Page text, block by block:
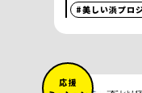
#美しい浜プロ
応 援